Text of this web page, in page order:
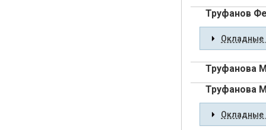
Труфанов
Окладные
Труфанова
Труфанова
Окладные